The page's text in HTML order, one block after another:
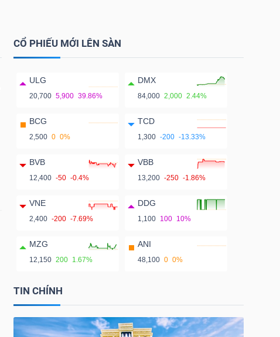
CỔ PHIẾU MỚI LÊN SÀN
ULG
20,700 5,900 39.86%
DMX
84,000 2,000 2.44%
BCG
2,500 0 0%
TCD
1,300 -200 -13.33%
BVB
12,400 -50 -0.4%
VBB
13,200 -250 -1.86%
VNE
2,400 -200 -7.69%
DDG
1,100 100 10%
MZG
12,150 200 1.67%
ANI
48,100 0 0%
TIN CHÍNH